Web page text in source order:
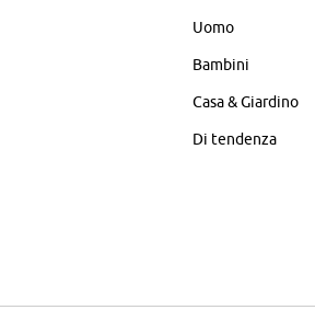
Uomo
Bambini
Casa & Giardino
Di tendenza